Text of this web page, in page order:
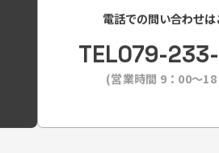
電話での問い合わせは
TEL079-
(営業時間 9：00〜